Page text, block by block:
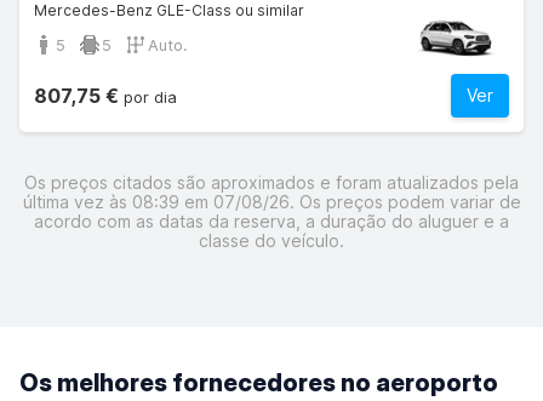
Mercedes-Benz GLE-Class ou similar
5 5 Auto.
Ver
807,75 € por dia
Os preços citados são aproximados e foram atualizados pela
última vez às 08:39 em 07/08/26. Os preços podem variar de
acordo com as datas da reserva, a duração do aluguer e a
classe do veículo.
Os melhores fornecedores no aeroporto